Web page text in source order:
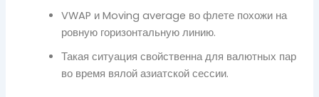
VWAP и Moving average во флете похожи на
ровную горизонтальную линию.
Такая ситуация свойственна для валютных пар
во время вялой азиатской сессии.